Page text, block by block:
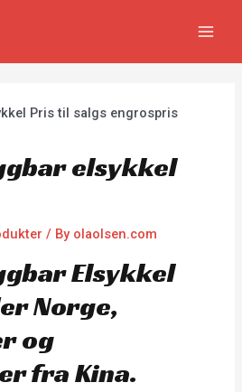
elsykkel
/ By olaolsen.com
Elsykkel
Norge,
og
fra Kina.